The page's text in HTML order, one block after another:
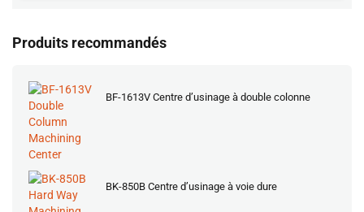
Produits recommandés
BF-1613V Centre d’usinage à double colonne
BK-850B Centre d’usinage à voie dure